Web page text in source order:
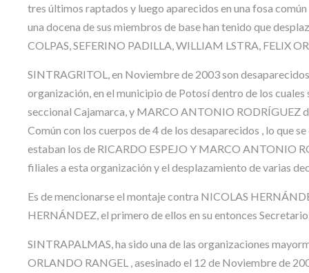
tres últimos raptados y luego aparecidos en una fosa
una docena de sus miembros de base han tenido que
COLPAS, SEFERINO PADILLA, WILLIAM LSTRA, FELIX
SINTRAGRITOL, en Noviembre de 2003 son
organización, en el municipio de Potosí dentro de los
seccional Cajamarca, y MARCO ANTONIO RODRÍGUEZ
Común con los cuerpos de 4 de los desaparecidos , lo que
estaban los de RICARDO ESPEJO Y MARCO ANTONIO
filiales a esta organización y el desplazamiento de varias
Es de mencionarse el montaje contra NICOLAS
HERNÁNDEZ, el primero de ellos en su entonces
SINTRAPALMAS, ha sido una de las organizaciones
ORLANDO RANGEL , asesinado el 12 de Noviembre de